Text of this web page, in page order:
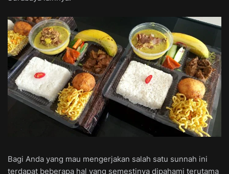
Bagi Anda yang mau mengerjakan salah satu sunnah ini
terdapat beberapa hal yang semestinya dipahami terutama